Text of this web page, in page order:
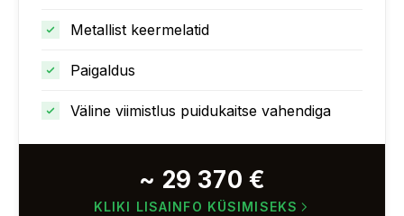
Metallist keermelatid
Paigaldus
Väline viimistlus puidukaitse vahendiga
~ 29 370 €
KLIKI LISAINFO KÜSIMISEKS